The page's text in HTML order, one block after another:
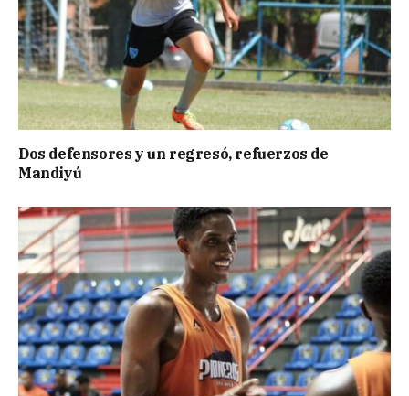
Dos defensores y un regresó, refuerzos de
Mandiyú